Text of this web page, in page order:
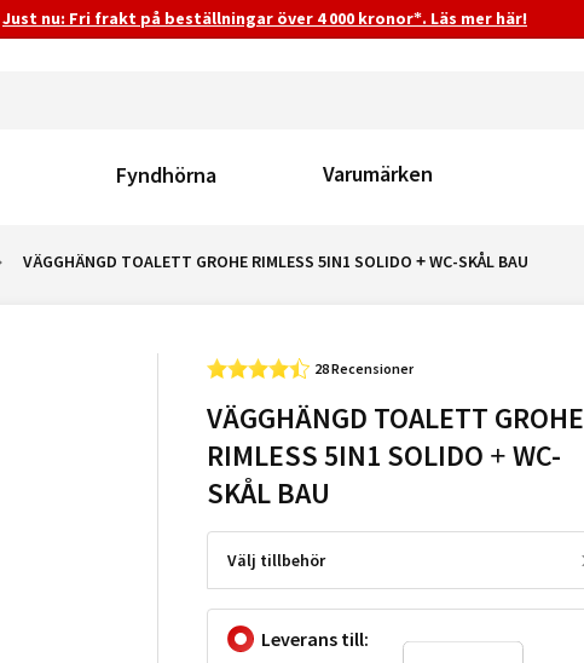
Just nu: Fri frakt på beställningar över 4 000 kronor*. Läs mer här!
Fyndhörna Varumärken
VÄGGHÄNGD TOALETT GROHE RIMLESS 5IN1 SOLIDO + WC-SKÅL BAU
28 Recensioner
VÄGGHÄNGD TOALETT GROHE
RIMLESS 5IN1 SOLIDO + WC-
SKÅL BAU
Välj tillbehör
Leverans till: